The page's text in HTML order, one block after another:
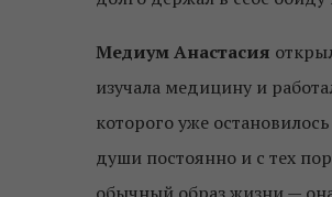
Медиум Анастасия
изучала медицину и
которого уже
души постоянно и с тех